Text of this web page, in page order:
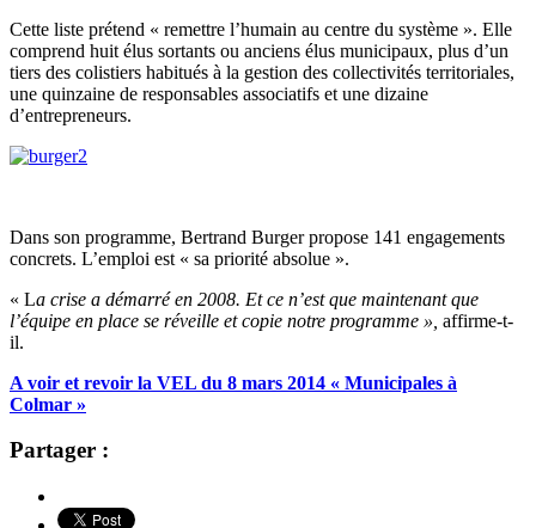
Cette liste prétend « remettre l’humain au centre du système ». Elle
comprend huit élus sortants ou anciens élus municipaux, plus d’un
tiers des colistiers habitués à la gestion des collectivités territoriales,
une quinzaine de responsables associatifs et une dizaine
d’entrepreneurs.
Dans son programme, Bertrand Burger propose 141 engagements
concrets. L’emploi est « sa priorité absolue ».
« La crise a démarré en 2008. Et ce n’est que maintenant que
l’équipe en place se réveille et copie notre programme », affirme-t-
il.
A voir et revoir la VEL du 8 mars 2014 « Municipales à
Colmar »
Partager :